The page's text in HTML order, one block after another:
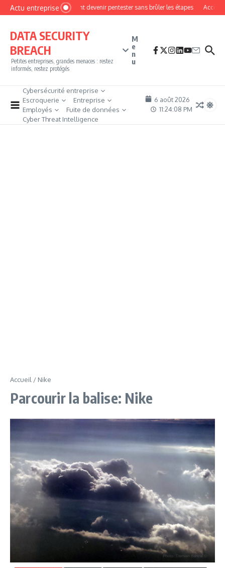
Aller au contenu
Actu entrepriseComment devenir pentester sans brûler les étapes Accès
DATA SECURITY
BREACH
Petites entreprises, grandes menaces : restez
informés, restez protégés
M
e
n
u
Cybersécurité entreprise
Escroquerie
Entreprise
Employés
Fuite de données
Cyber Threat Intelligence
6 août 2026
11:24:08 PM
Accueil / Nike
Parcourir la balise: Nike